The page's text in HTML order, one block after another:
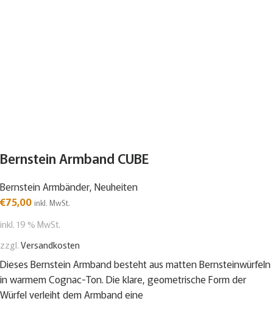
Bernstein Armband CUBE
Bernstein Armbänder, Neuheiten
€75,00 inkl. MwSt.
inkl. 19 % MwSt.
zzgl.Versandkosten
Dieses Bernstein Armband besteht aus matten Bernsteinwürfeln
in warmem Cognac-Ton. Die klare, geometrische Form der
Würfel verleiht dem Armband eine